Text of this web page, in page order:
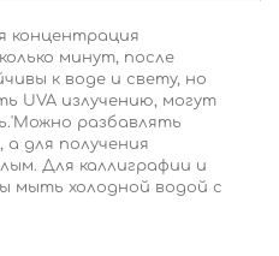
концентрация
минут, после
к воде и свету, но
UVA излучению, могут
разбавлять
для получения
Для каллиграфии и
мыть холодной водой с